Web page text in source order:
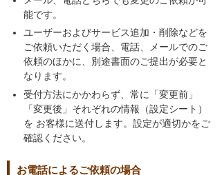
能です。
ユーザーおよびサービス追加・削除などを
ご依頼いただく場合、電話、メールでのご
依頼のほかに、別途書面のご提出が必要と
なります。
受付方法にかかわらず、常に「変更前」
「変更後」それぞれの情報（設定シート）
を お客様に送付します。設定が適切かをご
確認ください。
お電話によるご依頼の場合